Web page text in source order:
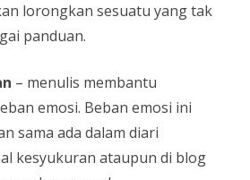
lorongkan sesuatu yang tak
panduan.
– menulis membantu
emosi. Beban emosi ini
sama ada dalam diari
kesyukuran ataupun di blog